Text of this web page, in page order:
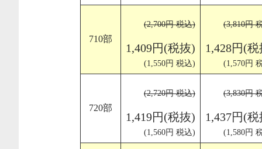
710部
(2,700円 税込)
1,409円(税抜)
(1,550円 税込)
(3,810円
1,428円(
(1,570円
720部
(2,720円 税込)
1,419円(税抜)
(1,560円 税込)
(3,830円
1,437円(
(1,580円